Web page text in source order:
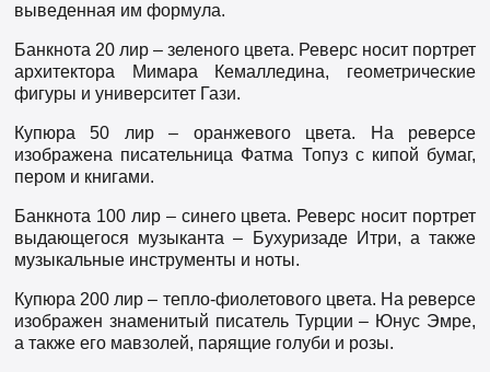
выведенная им формула.
Банкнота 20 лир – зеленого цвета. Реверс носит портрет
архитектора Мимара Кемалледина, геометрические
фигуры и университет Гази.
Купюра 50 лир – оранжевого цвета. На реверсе
изображена писательница Фатма Топуз с кипой бумаг,
пером и книгами.
Банкнота 100 лир – синего цвета. Реверс носит портрет
выдающегося музыканта – Бухуризаде Итри, а также
музыкальные инструменты и ноты.
Купюра 200 лир – тепло-фиолетового цвета. На реверсе
изображен знаменитый писатель Турции – Юнус Эмре,
а также его мавзолей, парящие голуби и розы.